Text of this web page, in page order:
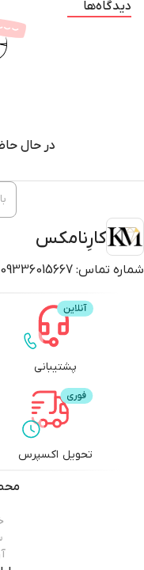
دیدگاه‌ها
در حال
کارِنامکس
شماره تماس: 09336015667
پشتیبانی
تحویل اکسپرس